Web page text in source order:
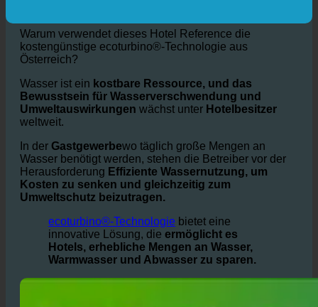
Warum verwendet dieses Hotel Reference die
kostengünstige ecoturbino®-Technologie aus
Österreich?
Wasser ist ein kostbare Ressource, und das
Bewusstsein für Wasserverschwendung und
Umweltauswirkungen wächst unter Hotelbesitzer
weltweit.
In der Gastgewerbewo täglich große Mengen an
Wasser benötigt werden, stehen die Betreiber vor der
Herausforderung Effiziente Wassernutzung, um
Kosten zu senken und gleichzeitig zum
Umweltschutz beizutragen.
ecoturbino®-Technologie bietet eine
innovative Lösung, dieermöglicht es
Hotels, erhebliche Mengen an Wasser,
Warmwasser und Abwasser zu sparen.